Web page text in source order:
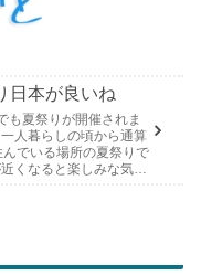
日本が良いね
も夏祭りが開催されま
人暮らしの頃から通算
でいる場所の夏祭りで
くなると楽しみな気持